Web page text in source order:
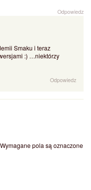
Odpowiedz
Smaku i teraz
:) …niektórzy
Odpowiedz
Wymagane pola są oznaczone